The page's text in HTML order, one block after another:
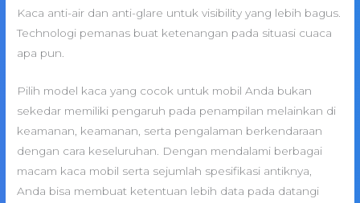
Kaca anti-air dan anti-glare untuk visibility yang lebih bagus.
Technologi pemanas buat ketenangan pada situasi cuaca
apa pun.
Pilih model kaca yang cocok untuk mobil Anda bukan
sekedar memiliki pengaruh pada penampilan melainkan di
keamanan, keamanan, serta pengalaman berkendaraan
dengan cara keseluruhan. Dengan mendalami berbagai
macam kaca mobil serta sejumlah spesifikasi antiknya,
Anda bisa membuat ketentuan lebih data pada datangi